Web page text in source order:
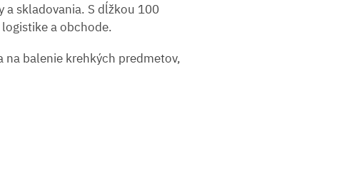
skladovania. S dĺžkou 100
a obchode.
balenie krehkých predmetov,